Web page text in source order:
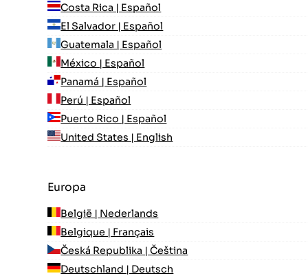
Costa Rica | Español
El Salvador | Español
Guatemala | Español
México | Español
Panamá | Español
Perú | Español
Puerto Rico | Español
United States | English
Europa
België | Nederlands
Belgique | Français
Česká Republika | Čeština
Deutschland | Deutsch